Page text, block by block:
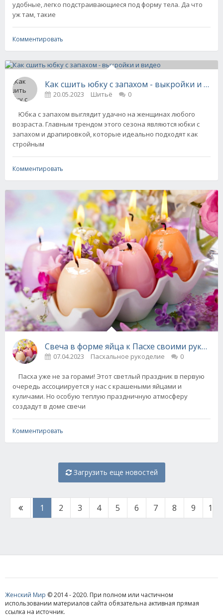
удобные, легко подстраивающиеся под форму тела. Да что
уж там, такие
Комментировать
Как сшить юбку с запахом - выкройки и
20.05.2023 Шитьё 0
Юбка с запахом выглядит удачно на женщинах любого
возраста. Главным трендом этого сезона являются юбки с
запахом и драпировкой, которые идеально подходят как
стройным
Комментировать
Свеча в форме яйца к Пасхе своими руками
07.04.2023 Пасхальное рукоделие 0
Пасха уже не за горами! Этот светлый праздник в первую
очередь ассоциируется у нас с крашеными яйцами и
куличами. Но особую теплую праздничную атмосферу
создадут в доме свечи
Комментировать
Загрузить еще новостей
1 2 3 4 5 6 7 8 9 10
Женский Мир © 2014 - 2020. При полном или частичном
использовании материалов сайта обязательна активная прямая
ссылка на источник.